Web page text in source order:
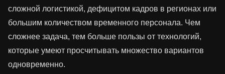
сложной логистикой, дефицитом кадров в регионах или
большим количеством временного персонала. Чем
сложнее задача, тем больше пользы от технологий,
которые умеют просчитывать множество вариантов
одновременно.